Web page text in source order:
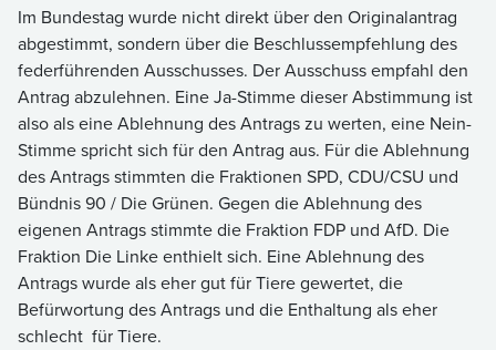
Im Bundestag wurde nicht direkt über den Originalantrag
abgestimmt, sondern über die Beschlussempfehlung des
federführenden Ausschusses. Der Ausschuss empfahl den
Antrag abzulehnen. Eine Ja-Stimme dieser Abstimmung ist
also als eine Ablehnung des Antrags zu werten, eine Nein-
Stimme spricht sich für den Antrag aus. Für die Ablehnung
des Antrags stimmten die Fraktionen SPD, CDU/CSU und
Bündnis 90 / Die Grünen. Gegen die Ablehnung des
eigenen Antrags stimmte die Fraktion FDP und AfD. Die
Fraktion Die Linke enthielt sich. Eine Ablehnung des
Antrags wurde als eher gut für Tiere gewertet, die
Befürwortung des Antrags und die Enthaltung als eher
schlecht für Tiere.